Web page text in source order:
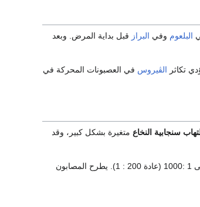
البلعوم وفي البراز قبل بداية المرض. وبعد
تكاثر الڤيروس في العصبونات المحركة في
سنجابية النخاع متغيرة بشكل كبير، وقد
تكون أكثر من 95% من أخماج سنجابية النخاع خفية او لاعرضية. تتراوح نسبة المرض الخفي للمرض الشللي بين 50:1 إلى 1 :1000 (عادة 200 : 1). يطرح المصابون